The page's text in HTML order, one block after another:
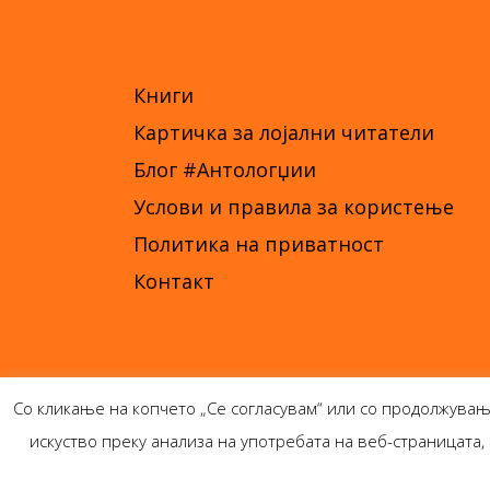
Книги
Картичка за лојални читатели
Блог #Антологџии
Услови и правила за користење
Политика на приватност
Контакт
Со кликање на копчето „Се согласувам“ или со
искуство преку анализа на употребата на веб-